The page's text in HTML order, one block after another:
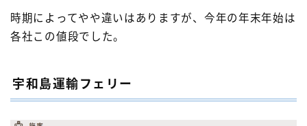
時期によってやや違いはありますが、今年の年末年始は
各社この値段でした。
宇和島運輸フェリー